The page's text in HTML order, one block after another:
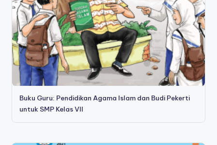
Buku Guru: Pendidikan Agama Islam dan Budi Pekerti
untuk SMP Kelas VII